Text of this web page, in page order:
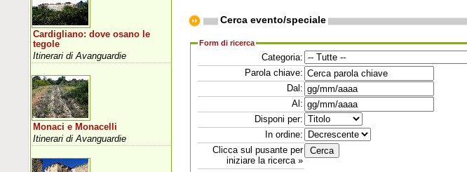
Cerca evento/speciale
Form di ricerca
Categoria:
Parola chiave:
Dal:
Al:
Disponi per:
In ordine:
Clicca sul pusante per
iniziare la ricerca »
Cardigliano: dove osano le
tegole
Itinerari di Avanguardie
Monaci e Monacelli
Itinerari di Avanguardie